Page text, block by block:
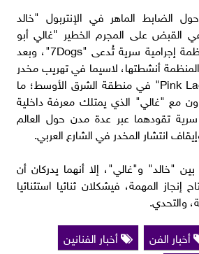
الضابط الماهر في الإنتربول "خالد
القبض على المجرم الخطير "غالي أبو
داوود"، أحد أعضاء منظمة إجرامية سرية تُدعى "7Dogs"، وبعد
أنشطتها، لاسيما في تهريب مخدر
فتاك يعرف باسم "Pink Lady" في منطقة الشرق الأوسط؛ ما
مع "غالي" الذي يمتلك معرفة داخلية
تقودهما عبر عدة مدن حول العالم
انتشار المخدر في الشارع العربي.
بين "خالد" و"غالي"، إلا أنهما يدركان أن
إنجاز المهمة، فيشكلان ثنائيا استثنائيا
والتحدي.
أخبار الفن
أخبار الفنانين